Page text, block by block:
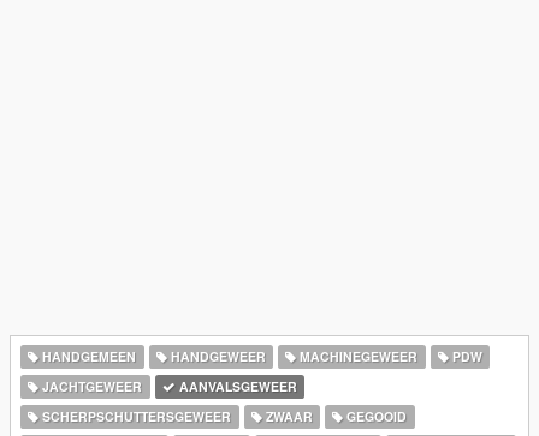
HANDGEMEEN HANDGEWEER MACHINEGEWEER
PDW
JACHTGEWEER
AANVALSGEWEER
SCHERPSCHUTTERSGEWEER
ZWAAR
GEGOOID